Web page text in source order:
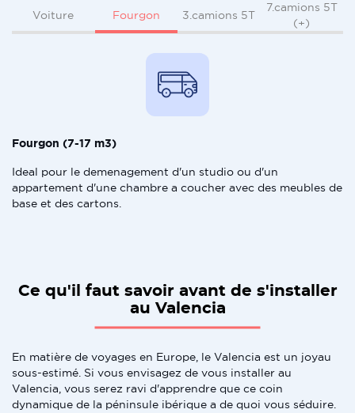
Voiture Fourgon 3.camions 5T
7.camions 5T
(+)
Fourgon (7-17 m3)
Ideal pour le demenagement d'un studio ou d'un
appartement d'une chambre a coucher avec des meubles de
base et des cartons.
Ce qu'il faut savoir avant de s'installer
au Valencia
En matière de voyages en Europe, le Valencia est un joyau
sous-estimé. Si vous envisagez de vous installer au
Valencia, vous serez ravi d'apprendre que ce coin
dynamique de la péninsule ibérique a de quoi vous séduire.